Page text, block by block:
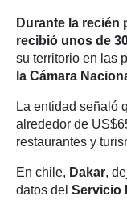
Durante la recién
recibió unos de
su territorio en las
la Cámara
La entidad señaló
alrededor de
restaurantes y
En chile, Dakar,
datos del Servicio